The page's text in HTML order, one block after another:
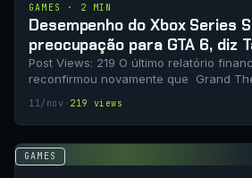
GAMES · 2 MIN
Desempenho do Xbox Series
preocupação para GTA 6, diz
Post Views: 219 O último relatório
reconfirmou novamente que Grand
11/nov · 219 views
GAMES